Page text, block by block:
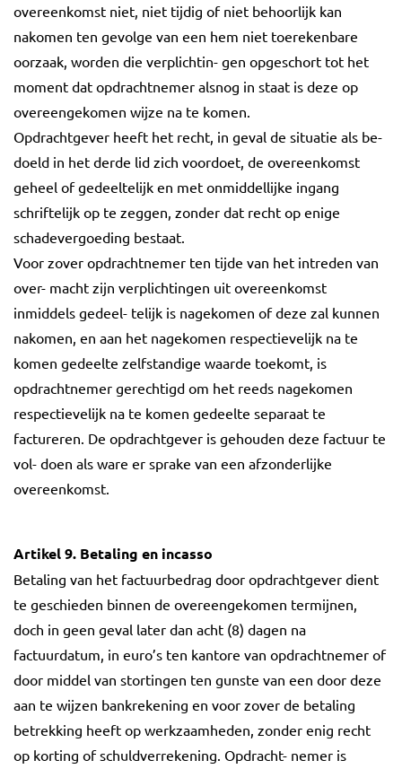
overeenkomst niet, niet tijdig of niet behoorlijk kan
nakomen ten gevolge van een hem niet toerekenbare
oorzaak, worden die verplichtin- gen opgeschort tot het
moment dat opdrachtnemer alsnog in staat is deze op
overeengekomen wijze na te komen.
Opdrachtgever heeft het recht, in geval de situatie als be-
doeld in het derde lid zich voordoet, de overeenkomst
geheel of gedeeltelijk en met onmiddellijke ingang
schriftelijk op te zeggen, zonder dat recht op enige
schadevergoeding bestaat.
Voor zover opdrachtnemer ten tijde van het intreden van
over- macht zijn verplichtingen uit overeenkomst
inmiddels gedeel- telijk is nagekomen of deze zal kunnen
nakomen, en aan het nagekomen respectievelijk na te
komen gedeelte zelfstandige waarde toekomt, is
opdrachtnemer gerechtigd om het reeds nagekomen
respectievelijk na te komen gedeelte separaat te
factureren. De opdrachtgever is gehouden deze factuur te
vol- doen als ware er sprake van een afzonderlijke
overeenkomst.
Artikel 9. Betaling en incasso
Betaling van het factuurbedrag door opdrachtgever dient
te geschieden binnen de overeengekomen termijnen,
doch in geen geval later dan acht (8) dagen na
factuurdatum, in euro’s ten kantore van opdrachtnemer of
door middel van stortingen ten gunste van een door deze
aan te wijzen bankrekening en voor zover de betaling
betrekking heeft op werkzaamheden, zonder enig recht
op korting of schuldverrekening. Opdracht- nemer is